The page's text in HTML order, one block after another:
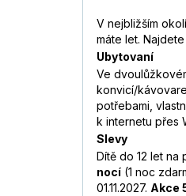
V nejbližším
máte let.
Ubytovaní
Ve
konvicí/
potřebami,
k internetu přes
Slevy
Dítě do 12 let na
nocí (1 noc
01.11.2027. Akce